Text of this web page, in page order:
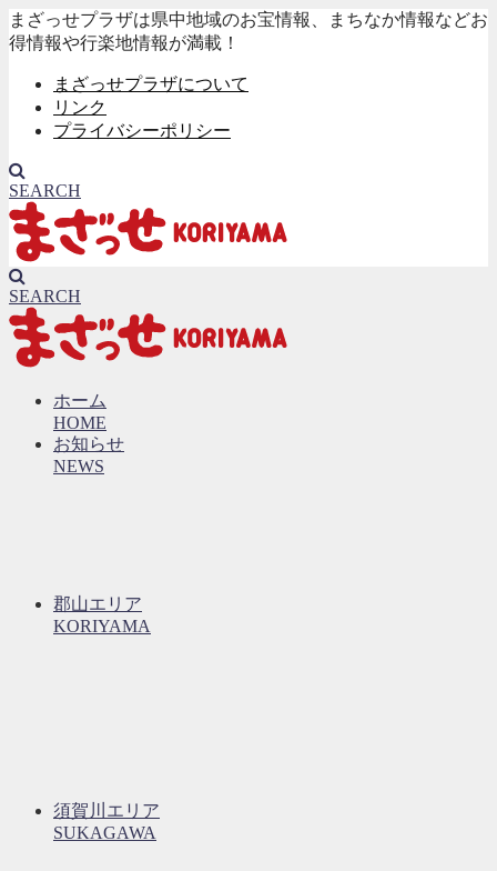
まざっせプラザは県中地域のお宝情報、まちなか情報などお
得情報や行楽地情報が満載！
まざっせプラザについて
リンク
プライバシーポリシー
SEARCH
SEARCH
ホーム
HOME
お知らせ
NEWS
郡山エリア
KORIYAMA
須賀川エリア
SUKAGAWA